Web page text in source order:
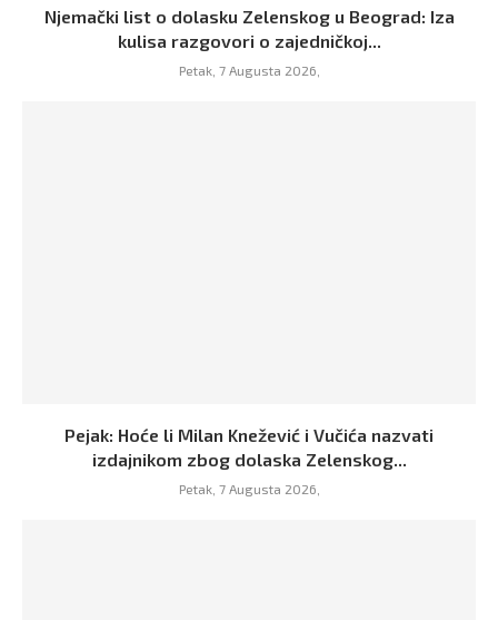
Njemački list o dolasku Zelenskog u Beograd: Iza
kulisa razgovori o zajedničkoj...
Petak, 7 Augusta 2026,
Pejak: Hoće li Milan Knežević i Vučića nazvati
izdajnikom zbog dolaska Zelenskog...
Petak, 7 Augusta 2026,